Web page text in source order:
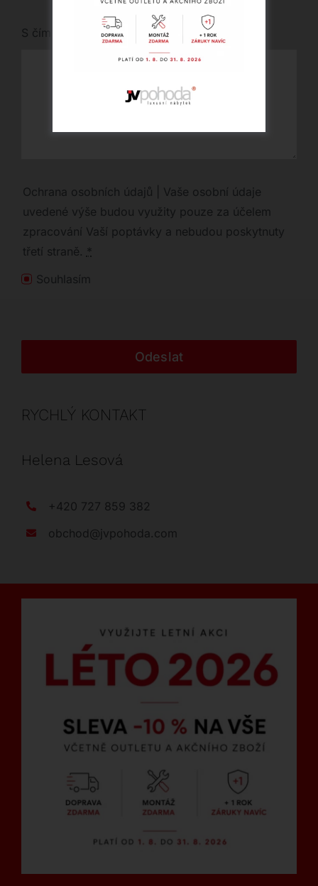
S čím vám můžeme pomoci?
Ochrana osobních údajů | Vaše osobní údaje
uvedené výše budou využity pouze za účelem
zpracování Vaší poptávky a nebudou poskytnuty
třetí straně. *
Souhlasím
Odeslat
RYCHLÝ KONTAKT
Helena Lesová
+420 727 859 382
obchod@jvpohoda.com